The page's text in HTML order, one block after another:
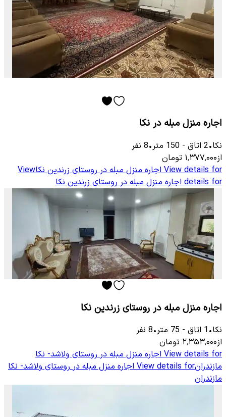
اجاره منزل مبله در نکا
نکا•
2 اتاق -
150 متر•
8 نفر
از۱٬۳۷۷٬۰۰۰ تومان
View details for اجاره منزل مبله در روستای زرندین نکاView
details for اجاره منزل مبله در روستای زرندین نکا
اجاره منزل مبله در روستای زرندین نکا
نکا•
1 اتاق -
75 متر•
8 نفر
از۲٬۳۵۳٬۰۰۰ تومان
View details for اجاره منزل مبله در روستای ولاشد- نکا
مازندرانView details for اجاره منزل مبله در روستای ولاشد- نکا
مازندران